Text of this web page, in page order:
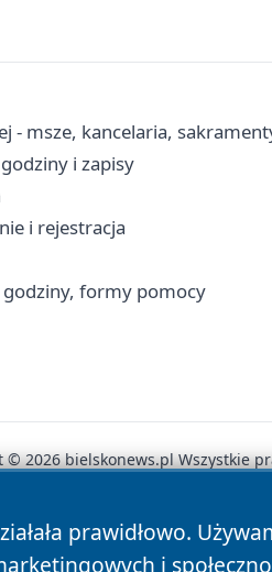
- msze, kancelaria,
i zapisy
i rejestracja
godziny, formy pomocy
prawidłowo.
i
© 2026 bielskonews.pl Wszystkie
Polityka Prywatności